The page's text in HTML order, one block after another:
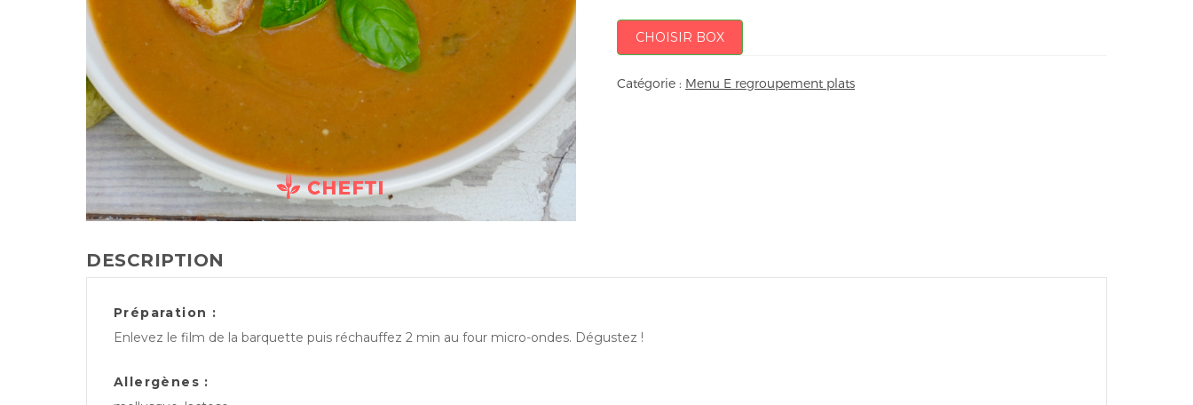
CHOISIR BOX
Catégorie : Menu E regroupement plats
DESCRIPTION
Préparation :
Enlevez le film de la barquette puis réchauffez 2 min au four micro-ondes. Dégustez !
Allergènes :